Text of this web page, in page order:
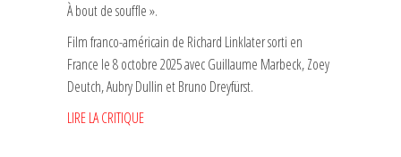
À bout de souffle ».
Film franco-américain de Richard Linklater sorti en
France le 8 octobre 2025 avec Guillaume Marbeck, Zoey
Deutch, Aubry Dullin et Bruno Dreyfürst.
LIRE LA CRITIQUE